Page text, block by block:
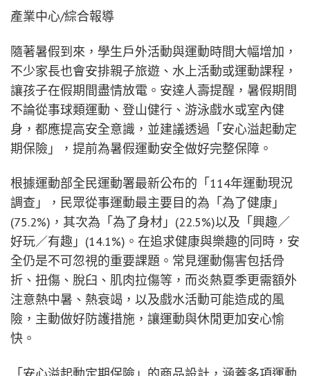
產業中心/綜合報導
隨著暑假到來，學生戶外活動與運動時間大幅增加，
不少家長也會安排親子旅遊、水上活動或運動課程，
讓孩子在假期間盡情放電。安達人壽提醒，暑假期間
不論從事球類運動、登山健行、游泳戲水或室內健
身，都應提高安全意識，並建議透過「安心溢起動定
期保險」，提前為暑假運動安全做好完整保障。
根據運動部全民運動署最新公布的「114年運動現況
調查」，民眾從事運動最主要目的為「為了健康」
(75.2%)，其次為「為了身材」(22.5%)以及「興趣／
好玩／有趣」(14.1%)。在追求健康與樂趣的同時，安
全仍是不可忽視的重要課題。常見運動傷害包括骨
折、扭傷、脫臼、肌肉拉傷等，而炎熱夏季更需額外
注意熱中暑、熱衰竭，以及戲水活動可能造成的風
險，主動做好防護措施，讓運動與休閒更加安心愉
快。